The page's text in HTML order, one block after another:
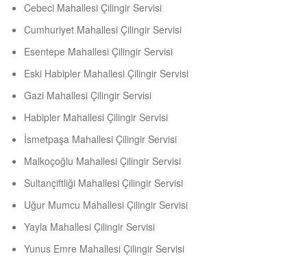
Cebeci Mahallesi Çilingir Servisi
Cumhuriyet Mahallesi Çilingir Servisi
Esentepe Mahallesi Çilingir Servisi
Eski Habipler Mahallesi Çilingir Servisi
Gazi Mahallesi Çilingir Servisi
Habipler Mahallesi Çilingir Servisi
İsmetpaşa Mahallesi Çilingir Servisi
Malkoçoğlu Mahallesi Çilingir Servisi
Sultançiftliği Mahallesi Çilingir Servisi
Uğur Mumcu Mahallesi Çilingir Servisi
Yayla Mahallesi Çilingir Servisi
Yunus Emre Mahallesi Çilingir Servisi